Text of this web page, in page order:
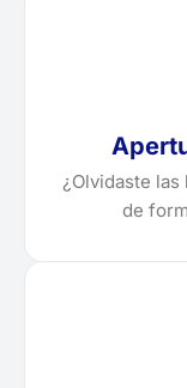
¿Olvidaste
de